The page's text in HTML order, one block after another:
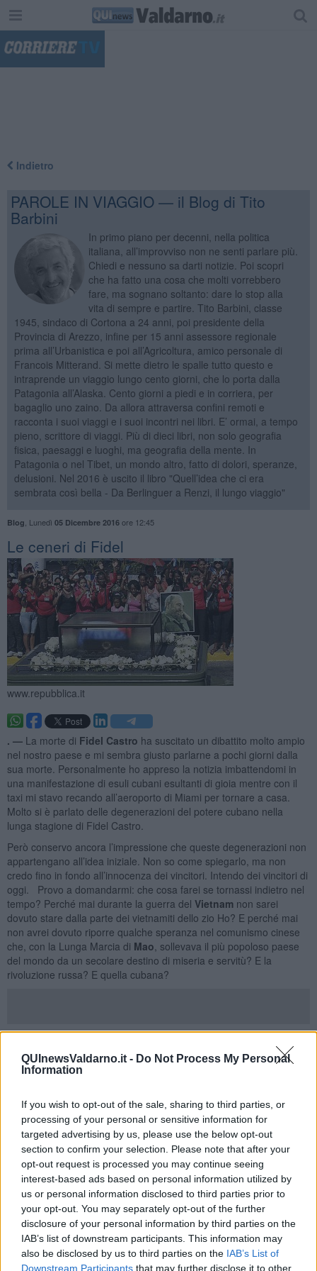
QUInewsValdarno.it - Do Not Process My Personal
Information
If you wish to opt-out of the sale, sharing to third parties, or
processing of your personal or sensitive information for
targeted advertising by us, please use the below opt-out
section to confirm your selection. Please note that after your
opt-out request is processed you may continue seeing
interest-based ads based on personal information utilized by
us or personal information disclosed to third parties prior to
your opt-out. You may separately opt-out of the further
disclosure of your personal information by third parties on the
IAB’s list of downstream participants. This information may
also be disclosed by us to third parties on the IAB’s List of
Downstream Participants that may further disclose it to other
Indietro
PAROLE IN VIAGGIO — il Blog di Tito
Barbini
In primo piano per decenni, nella politica
italiana, all’improvviso non ne senti parlare più.
Chiedi e nessuno sa darti notizie. Poi scopri
che ha fatto una cosa che molti vorrebbero
fare, ma sognano soltanto: dare lo stop alla
vita di sempre e partire. Tito Barbini, classe
1945, sindaco di Cortona a 24 anni, poi presidente della
Provincia di Arezzo, infine per 15 anni assessore regionale
prima all’Urbanistica e poi all’Agricoltura, amico personale di
Francois Mitterand. Si mette dietro le spalle tutto questo e
intraprende un viaggio lungo cento giorni, che lo porta dalla
Patagonia all’Alaska. Cento giorni a piedi e in corriera, per
bagaglio uno zaino. Da allora attraversa confini remoti e
racconta i suoi viaggi e i suoi incontri nei libri. E’ ormai, a tempo
pieno, scrittore di viaggi. Più di dieci libri, non solo geografia
fisica, paesaggi e luoghi, ma geografia della mente. In
Patagonia o nel Tibet, un mondo altro, fatto di dolori, speranze,
delusioni. Nel 2016 è uscito il libro "Quell’idea che ci era
sembrata così bella - Da Berlinguer a Renzi, il lungo viaggio"
Blog Lunedì 05 Dicembre 2016ore 12:45
Le ceneri di Fidel
www.repubblica.it
. — La morte di Fidel Castro ha suscitato un dibattito molto ampio
nel nostro paese e mi sembra giusto parlarne a pochi giorni dalla
sua morte. Personalmente ho appreso la notizia imbattendomi in
una manifestazione di esuli cubani esultanti di gioia mentre con il
taxi mi stavo recando all’aeroporto di Miami per tornare a casa.
Molto si è parlato delle degenerazioni del potere cubano nella
lunga stagione di Fidel Castro.
Però conservo ancora l’impressione che queste degenerazioni non
appartengano all’idea iniziale. Non so come spiegarlo, ma non
credo fino in fondo all’innocenza dei vincitori. Intendo dei vincitori di
oggi. Provo a domandarmi: che cosa farei se tornassi indietro nel
tempo? Perché mai durante la guerra del Vietnamnon sarei
dovuto stare dalla parte dei vietnamiti dello zio Ho? E perché mai
non avrei dovuto riporre qualche speranza nel comunismo cinese
che, con la Lunga Marcia di Mao , sollevava il più popoloso paese
del mondo da un secolare destino di miseria e servitù? E la
rivoluzione russa? E quella cubana?
Cuba dal corrotto e criminale Batista. E fu solo e soltanto una
grande menzogna l’ingresso nella storia comune di masse
Cile, Palestina, Sudafrica, l’idea di rivoluzione nella seconda metà
del novecento sarebbe circoscritta in termini improbabili,
strangolata dal grigio burocratismo degli abbracci e dei baci tra
Brezneve dei vari capi dei cosiddetti paesi del socialismo reale.
Insomma, potrei sedermi sulla riva del fiume e lavarmene le mani.
Potrei facilmente partecipare alla gara degli alibi e delle prese di
distanza. Però, questo non mi porterebbe a niente. E allora lo
confesso: nelle stesse condizioni storiche, mi metterei dalla stessa
parte di Fidel. Magari senza illusioni, magari con sofferenza.
Semmai vorrei avere avuto la forza, la chiarezza per denunciare gli
errori e gli orrori, per raccontare ogni verità, perché ogni verità è